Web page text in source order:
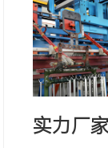
实力厂